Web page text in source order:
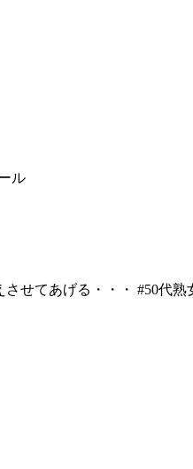
ル
せてあげる・・・ #50代